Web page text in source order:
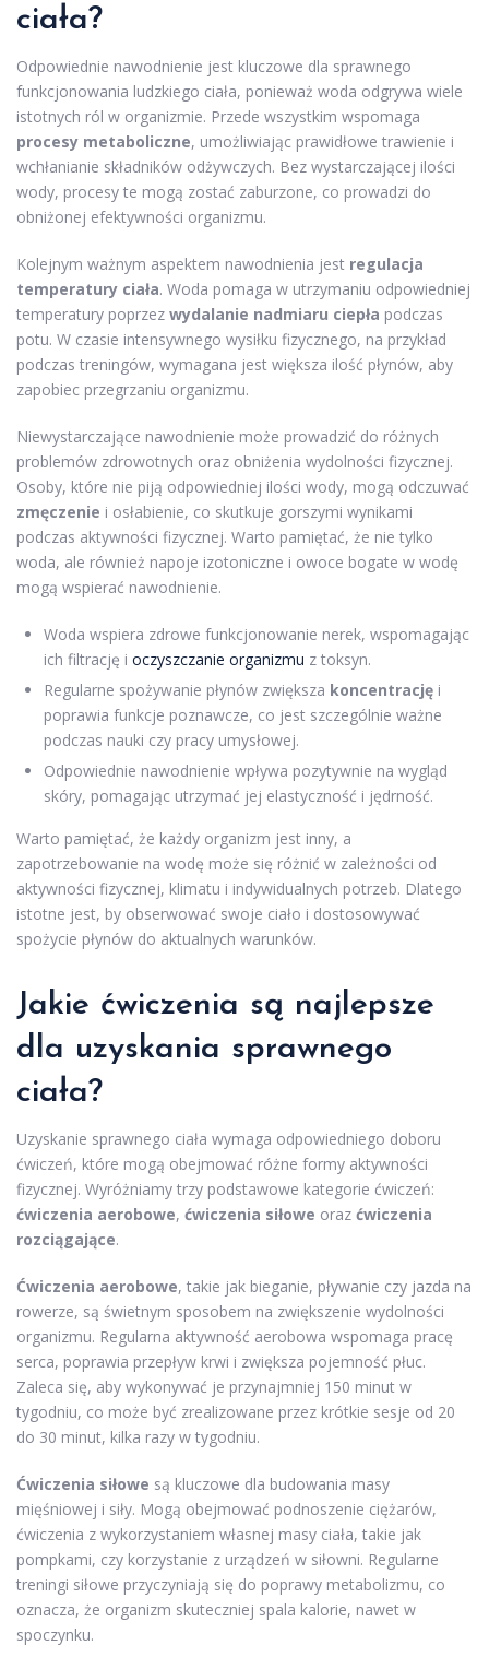
ciała?
Odpowiednie nawodnienie jest kluczowe dla sprawnego
funkcjonowania ludzkiego ciała, ponieważ woda odgrywa wiele
istotnych ról w organizmie. Przede wszystkim wspomaga
procesy metaboliczne, umożliwiając prawidłowe trawienie i
wchłanianie składników odżywczych. Bez wystarczającej ilości
wody, procesy te mogą zostać zaburzone, co prowadzi do
obniżonej efektywności organizmu.
Kolejnym ważnym aspektem nawodnienia jest regulacja
temperatury ciała. Woda pomaga w utrzymaniu odpowiedniej
temperatury poprzez wydalanie nadmiaru ciepła podczas
potu. W czasie intensywnego wysiłku fizycznego, na przykład
podczas treningów, wymagana jest większa ilość płynów, aby
zapobiec przegrzaniu organizmu.
Niewystarczające nawodnienie może prowadzić do różnych
problemów zdrowotnych oraz obniżenia wydolności fizycznej.
Osoby, które nie piją odpowiedniej ilości wody, mogą odczuwać
zmęczenie i osłabienie, co skutkuje gorszymi wynikami
podczas aktywności fizycznej. Warto pamiętać, że nie tylko
woda, ale również napoje izotoniczne i owoce bogate w wodę
mogą wspierać nawodnienie.
Woda wspiera zdrowe funkcjonowanie nerek, wspomagając
ich filtrację i oczyszczanie organizmu z toksyn.
Regularne spożywanie płynów zwiększa koncentrację i
poprawia funkcje poznawcze, co jest szczególnie ważne
podczas nauki czy pracy umysłowej.
Odpowiednie nawodnienie wpływa pozytywnie na wygląd
skóry, pomagając utrzymać jej elastyczność i jędrność.
Warto pamiętać, że każdy organizm jest inny, a
zapotrzebowanie na wodę może się różnić w zależności od
aktywności fizycznej, klimatu i indywidualnych potrzeb. Dlatego
istotne jest, by obserwować swoje ciało i dostosowywać
spożycie płynów do aktualnych warunków.
Jakie ćwiczenia są najlepsze
dla uzyskania sprawnego
ciała?
Uzyskanie sprawnego ciała wymaga odpowiedniego doboru
ćwiczeń, które mogą obejmować różne formy aktywności
fizycznej. Wyróżniamy trzy podstawowe kategorie ćwiczeń:
ćwiczenia aerobowe, ćwiczenia siłowe oraz ćwiczenia
rozciągające.
Ćwiczenia aerobowe, takie jak bieganie, pływanie czy jazda na
rowerze, są świetnym sposobem na zwiększenie wydolności
organizmu. Regularna aktywność aerobowa wspomaga pracę
serca, poprawia przepływ krwi i zwiększa pojemność płuc.
Zaleca się, aby wykonywać je przynajmniej 150 minut w
tygodniu, co może być zrealizowane przez krótkie sesje od 20
do 30 minut, kilka razy w tygodniu.
Ćwiczenia siłowe są kluczowe dla budowania masy
mięśniowej i siły. Mogą obejmować podnoszenie ciężarów,
ćwiczenia z wykorzystaniem własnej masy ciała, takie jak
pompkami, czy korzystanie z urządzeń w siłowni. Regularne
treningi siłowe przyczyniają się do poprawy metabolizmu, co
oznacza, że organizm skuteczniej spala kalorie, nawet w
spoczynku.